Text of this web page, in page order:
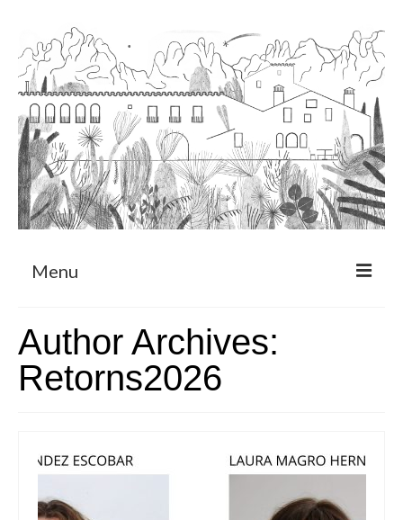
Menu
Programa de Residència
CRUCERO
Arxiu
Contacte
Author Archives:
Retorns2026